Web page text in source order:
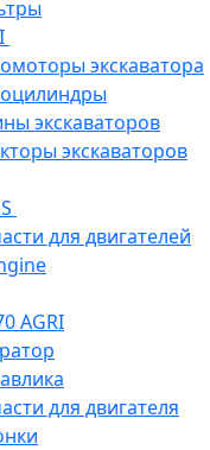
экскаватора
экскаваторов
экскаваторов
для двигателей
AGRI
для двигателя